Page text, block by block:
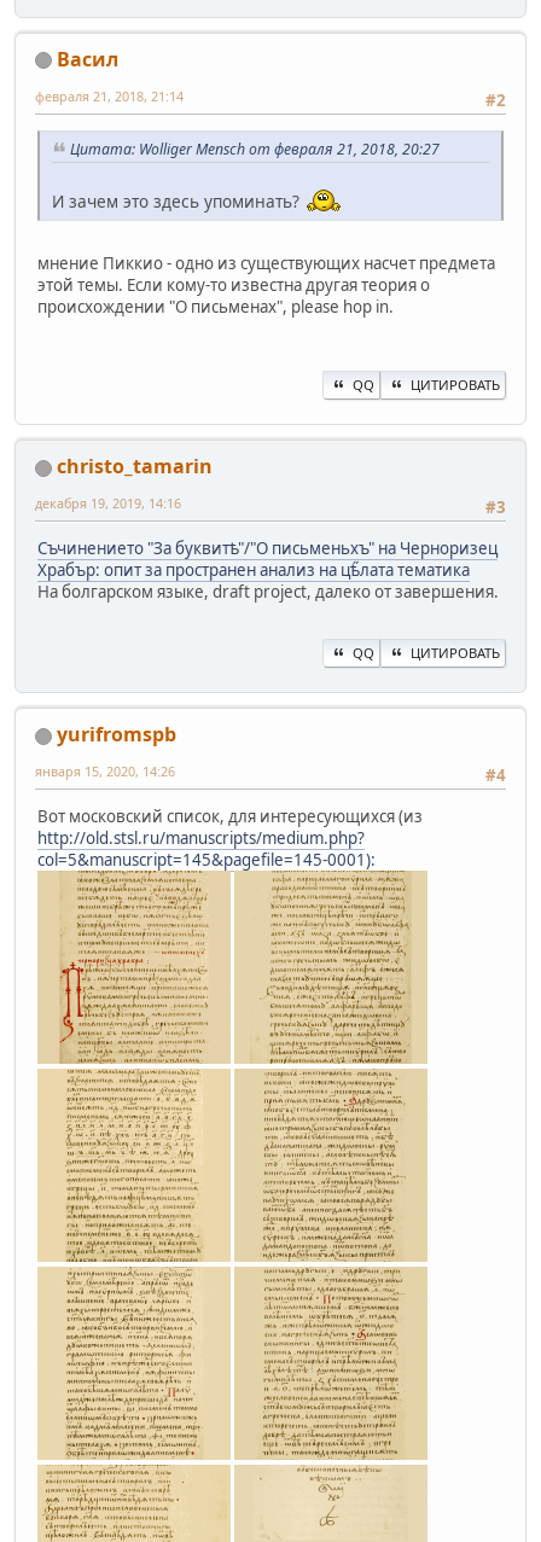
Васил
#2
февраля 21, 2018, 21:14
Цитата: Wolliger Mensch от февраля 21, 2018, 20:27
И зачем это здесь упоминать?
мнение Пиккио - одно из существующих насчет предмета
этой темы. Если кому-то известна другая теория о
происхождении "О письменах", please hop in.
QQ ЦИТИРОВАТЬ
christo_tamarin
#3
декабря 19, 2019, 14:16
Съчинението "За буквитѣ"/"О письменьхъ" на Черноризец
Храбър: опит за пространен анализ на цѣ̋лата тематика
На болгарском языке, draft project, далеко от завершения.
QQ ЦИТИРОВАТЬ
yurifromspb
#4
января 15, 2020, 14:26
Вот московский список, для интересующихся (из
http://old.stsl.ru/manuscripts/medium.php?
col=5&manuscript=145&pagefile=145-0001):